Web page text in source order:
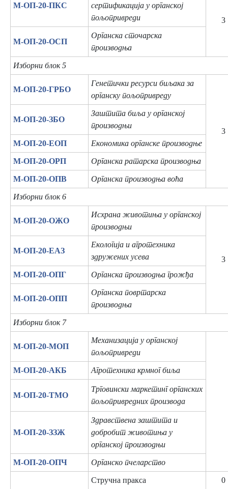
М-ОП-20-ПКС
сертификација у органској
пољопривреди
3
М-ОП-20-ОСП
Органска сточарска
производња
Изборни блок 5
М-ОП-20-ГРБО
Генетички ресурси биљака за
органску пољопривреду
3
М-ОП-20-ЗБО
Заштита биља у органској
производњи
М-ОП-20-ЕОП Економика органске производње
М-ОП-20-ОРП Органска ратарска производња
М-ОП-20-ОПВ Органска производња воћа
Изборни блок 6
М-ОП-20-ОЖО
Исхрана животиња у органској
производњи
3
М-ОП-20-ЕАЗ
Екологија и агротехника
здружених усева
М-ОП-20-ОПГ Органска производња грожђа
М-ОП-20-ОПП
Органска повртарска
производња
Изборни блок 7
М-ОП-20-МОП
Механизација у органској
пољопривреди
М-ОП-20-АКБ Агротехника крмног биља
М-ОП-20-ТМО
Трговински маркетинг органских
пољопривредних производа
М-ОП-20-ЗЗЖ
Здравствена заштита и
добробит животиња у
органској производњи
М-ОП-20-ОПЧ Органско пчеларство
Стручна пракса 0